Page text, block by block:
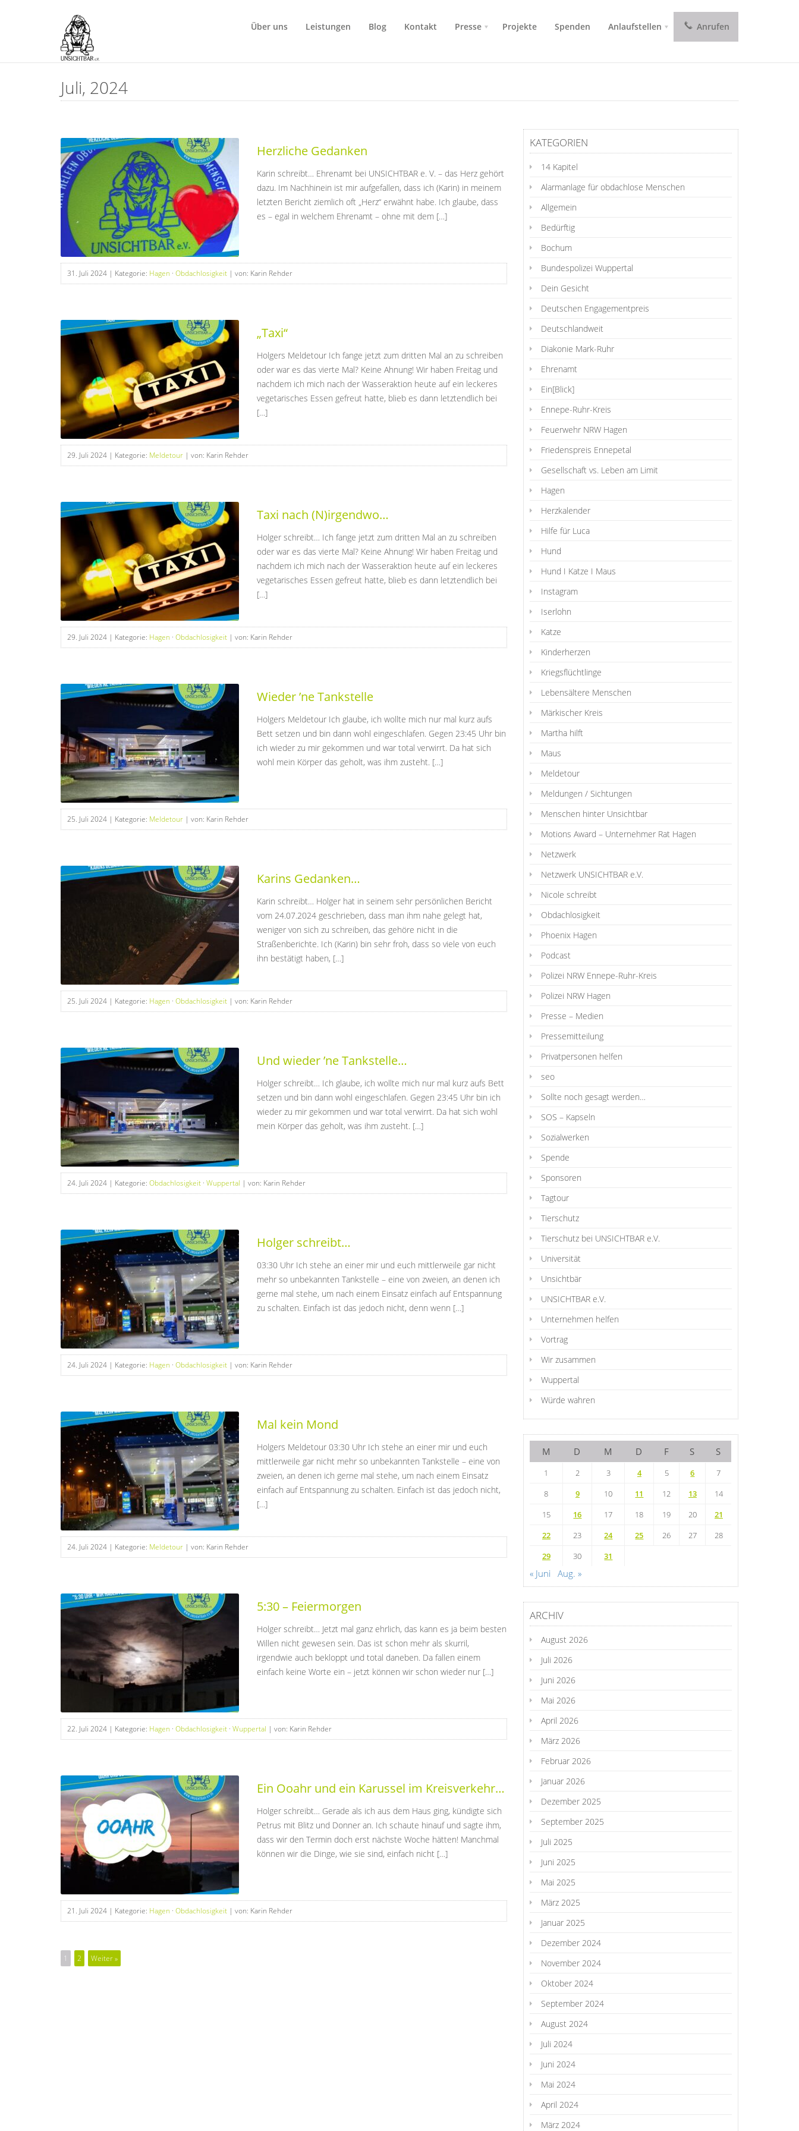
Über uns Leistungen Blog Kontakt Presse Projekte Spenden Anlaufstellen Anrufen
Juli, 2024
Herzliche Gedanken
Karin schreibt… Ehrenamt bei UNSICHTBAR e. V. – das Herz gehört
dazu. Im Nachhinein ist mir aufgefallen, dass ich (Karin) in meinem
letzten Bericht ziemlich oft „Herz“ erwähnt habe. Ich glaube, dass
es – egal in welchem Ehrenamt – ohne mit dem […]
31. Juli 2024 | Kategorie: Hagen · Obdachlosigkeit | von: Karin Rehder
„Taxi“
Holgers Meldetour Ich fange jetzt zum dritten Mal an zu schreiben
oder war es das vierte Mal? Keine Ahnung! Wir haben Freitag und
nachdem ich mich nach der Wasseraktion heute auf ein leckeres
vegetarisches Essen gefreut hatte, blieb es dann letztendlich bei
[…]
29. Juli 2024 | Kategorie: Meldetour | von: Karin Rehder
Taxi nach (N)irgendwo…
Holger schreibt… Ich fange jetzt zum dritten Mal an zu schreiben
oder war es das vierte Mal? Keine Ahnung! Wir haben Freitag und
nachdem ich mich nach der Wasseraktion heute auf ein leckeres
vegetarisches Essen gefreut hatte, blieb es dann letztendlich bei
[…]
29. Juli 2024 | Kategorie: Hagen · Obdachlosigkeit | von: Karin Rehder
Wieder ’ne Tankstelle
Holgers Meldetour Ich glaube, ich wollte mich nur mal kurz aufs
Bett setzen und bin dann wohl eingeschlafen. Gegen 23:45 Uhr bin
ich wieder zu mir gekommen und war total verwirrt. Da hat sich
wohl mein Körper das geholt, was ihm zusteht. […]
25. Juli 2024 | Kategorie: Meldetour | von: Karin Rehder
Karins Gedanken…
Karin schreibt… Holger hat in seinem sehr persönlichen Bericht
vom 24.07.2024 geschrieben, dass man ihm nahe gelegt hat,
weniger von sich zu schreiben, das gehöre nicht in die
Straßenberichte. Ich (Karin) bin sehr froh, dass so viele von euch
ihn bestätigt haben, […]
25. Juli 2024 | Kategorie: Hagen · Obdachlosigkeit | von: Karin Rehder
Und wieder ’ne Tankstelle…
Holger schreibt… Ich glaube, ich wollte mich nur mal kurz aufs Bett
setzen und bin dann wohl eingeschlafen. Gegen 23:45 Uhr bin ich
wieder zu mir gekommen und war total verwirrt. Da hat sich wohl
mein Körper das geholt, was ihm zusteht. […]
24. Juli 2024 | Kategorie: Obdachlosigkeit · Wuppertal | von: Karin Rehder
Holger schreibt…
03:30 Uhr Ich stehe an einer mir und euch mittlerweile gar nicht
mehr so unbekannten Tankstelle – eine von zweien, an denen ich
gerne mal stehe, um nach einem Einsatz einfach auf Entspannung
zu schalten. Einfach ist das jedoch nicht, denn wenn […]
24. Juli 2024 | Kategorie: Hagen · Obdachlosigkeit | von: Karin Rehder
Mal kein Mond
Holgers Meldetour 03:30 Uhr Ich stehe an einer mir und euch
mittlerweile gar nicht mehr so unbekannten Tankstelle – eine von
zweien, an denen ich gerne mal stehe, um nach einem Einsatz
einfach auf Entspannung zu schalten. Einfach ist das jedoch nicht,
[…]
24. Juli 2024 | Kategorie: Meldetour | von: Karin Rehder
5:30 – Feiermorgen
Holger schreibt… Jetzt mal ganz ehrlich, das kann es ja beim besten
Willen nicht gewesen sein. Das ist schon mehr als skurril,
irgendwie auch bekloppt und total daneben. Da fallen einem
einfach keine Worte ein – jetzt können wir schon wieder nur […]
22. Juli 2024 | Kategorie: Hagen · Obdachlosigkeit · Wuppertal | von: Karin Rehder
Ein Ooahr und ein Karussel im Kreisverkehr…
Holger schreibt… Gerade als ich aus dem Haus ging, kündigte sich
Petrus mit Blitz und Donner an. Ich schaute hinauf und sagte ihm,
dass wir den Termin doch erst nächste Woche hätten! Manchmal
können wir die Dinge, wie sie sind, einfach nicht […]
21. Juli 2024 | Kategorie: Hagen · Obdachlosigkeit | von: Karin Rehder
1 2 Weiter »
KATEGORIEN
14 Kapitel
Alarmanlage für obdachlose Menschen
Allgemein
Bedürftig
Bochum
Bundespolizei Wuppertal
Dein Gesicht
Deutschen Engagementpreis
Deutschlandweit
Diakonie Mark-Ruhr
Ehrenamt
Ein[Blick]
Ennepe-Ruhr-Kreis
Feuerwehr NRW Hagen
Friedenspreis Ennepetal
Gesellschaft vs. Leben am Limit
Hagen
Herzkalender
Hilfe für Luca
Hund
Hund I Katze I Maus
Instagram
Iserlohn
Katze
Kinderherzen
Kriegsflüchtlinge
Lebensältere Menschen
Märkischer Kreis
Martha hilft
Maus
Meldetour
Meldungen / Sichtungen
Menschen hinter Unsichtbar
Motions Award – Unternehmer Rat Hagen
Netzwerk
Netzwerk UNSICHTBAR e.V.
Nicole schreibt
Obdachlosigkeit
Phoenix Hagen
Podcast
Polizei NRW Ennepe-Ruhr-Kreis
Polizei NRW Hagen
Presse – Medien
Pressemitteilung
Privatpersonen helfen
seo
Sollte noch gesagt werden…
SOS – Kapseln
Sozialwerken
Spende
Sponsoren
Tagtour
Tierschutz
Tierschutz bei UNSICHTBAR e.V.
Universität
Unsichtbär
UNSICHTBAR e.V.
Unternehmen helfen
Vortrag
Wir zusammen
Wuppertal
Würde wahren
M D M D F S S
1 2 3 4 5 6
7
8
9 10 11 12 13
14
15
16 17 18 19 20
21
22
23 24 25 26 27
28
29
30 31
« Juni Aug. »
ARCHIV
August 2026
Juli 2026
Juni 2026
Mai 2026
April 2026
März 2026
Februar 2026
Januar 2026
Dezember 2025
September 2025
Juli 2025
Juni 2025
Mai 2025
März 2025
Januar 2025
Dezember 2024
November 2024
Oktober 2024
September 2024
August 2024
Juli 2024
Juni 2024
Mai 2024
April 2024
März 2024